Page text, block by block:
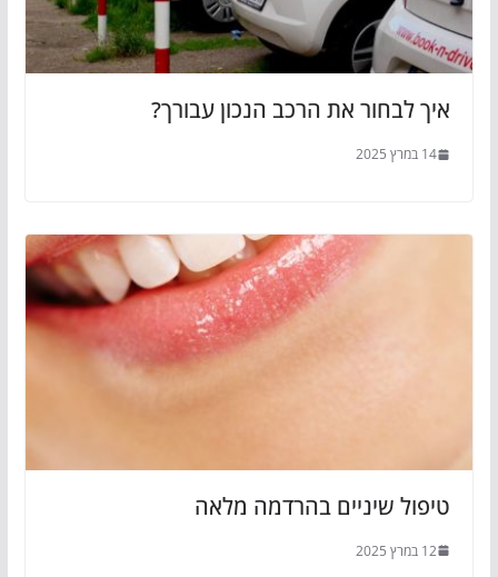
איך לבחור את הרכב הנכון עבורך?
14 במרץ 2025
טיפול שיניים בהרדמה מלאה
12 במרץ 2025